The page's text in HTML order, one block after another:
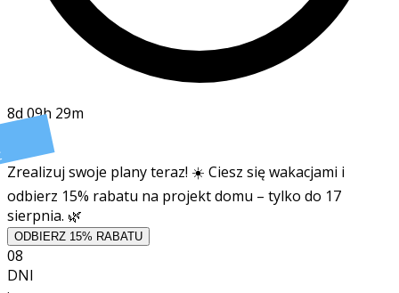
8d 09h 29m
Zrealizuj swoje plany teraz! ☀️ Ciesz się wakacjami i
odbierz 15% rabatu na projekt domu – tylko do 17
sierpnia. 🌿
ODBIERZ 15% RABATU
08
DNI